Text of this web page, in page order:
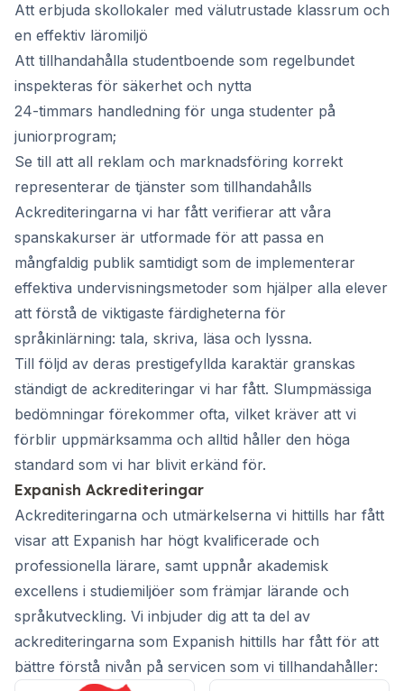
Att erbjuda skollokaler med välutrustade klassrum och
en effektiv läromiljö
Att tillhandahålla studentboende som regelbundet
inspekteras för säkerhet och nytta
24-timmars handledning för unga studenter på
juniorprogram;
Se till att all reklam och marknadsföring korrekt
representerar de tjänster som tillhandahålls
Ackrediteringarna vi har fått verifierar att våra
spanskakurser är utformade för att passa en
mångfaldig publik samtidigt som de implementerar
effektiva undervisningsmetoder som hjälper alla elever
att förstå de viktigaste färdigheterna för
språkinlärning: tala, skriva, läsa och lyssna.
Till följd av deras prestigefyllda karaktär granskas
ständigt de ackrediteringar vi har fått. Slumpmässiga
bedömningar förekommer ofta, vilket kräver att vi
förblir uppmärksamma och alltid håller den höga
standard som vi har blivit erkänd för.
Expanish Ackrediteringar
Ackrediteringarna och utmärkelserna vi hittills har fått
visar att Expanish har högt kvalificerade och
professionella lärare, samt uppnår akademisk
excellens i studiemiljöer som främjar lärande och
språkutveckling. Vi inbjuder dig att ta del av
ackrediteringarna som Expanish hittills har fått för att
bättre förstå nivån på servicen som vi tillhandahåller: